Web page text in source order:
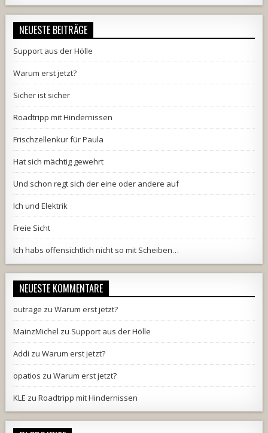
NEUESTE BEITRÄGE
Support aus der Hölle
Warum erst jetzt?
Sicher ist sicher
Roadtripp mit Hindernissen
Frischzellenkur für Paula
Hat sich mächtig gewehrt
Und schon regt sich der eine oder andere auf
Ich und Elektrik
Freie Sicht
Ich habs offensichtlich nicht so mit Scheiben…
NEUESTE KOMMENTARE
outrage zuWarum erst jetzt?
MainzMichel zu Support aus der Hölle
Addi zuWarum erst jetzt?
opatios zuWarum erst jetzt?
KLE zuRoadtripp mit Hindernissen